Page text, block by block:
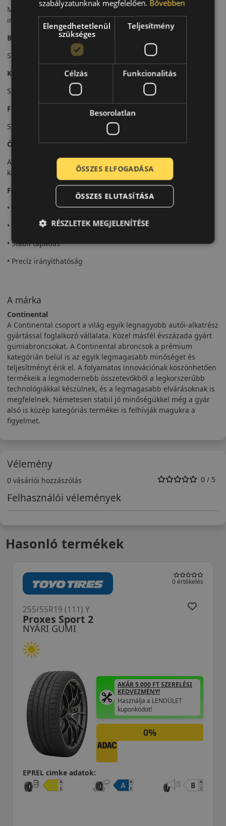
Megerősített futófelülete stabil tapadást és pontos
irányíthatóságot biztosít nagyobb tömegű járművekhez is.
Biztonsági jellemzők
Stabil fékteljesítmény és jó menetstabilitás jellemzi.
Komfort és zajszint
Sportos beállítása mellett is megfelelő komfortot nyújt.
Felhasználási ajánlás
SUV-khoz és crossoverekhez, dinamikus nyári vezetéshez.
Összegzés
A SportContact 5 SUV sportos vezetési élményt kínál SUV-
kategóriában is.
Fő előnyök röviden:
• Sportos SUV-abroncs
• Megerősített szerkezet
• Stabil tapadás
• Precíz irányíthatóság
A márka
Continental
A Continental csoport a világ egyik legnagyobb autói-alkatrész
gyártással foglalkozó vállalata. Közel másfél évszázada gyárt
gumiabroncsokat. A Continental abroncsok a prémium
kategórián belül is az egyik legmagasabb minőséget és
teljesítményt érik el. A folyamatos innovációnak köszönhetően
termékeik a legmodernebb összetevőkből a legkorszerűbb
technológiákkal készülnek, és a legmagasabb elvárásoknak is
megfelelnek. Németesen stabil jó minőségükkel még a gyár
alsó is közép kategóriás termékei is felhívják magukra a
figyelmet.
Vélemény
0 vásárlói hozzászólás 0 / 5
Felhasználói vélemények
Hasonló termékek
GUMI
Sport 2
55R19 (111) Y
AKÁR 5.000 FT SZERELÉSI
KEDVEZMÉNY!
Használja a LENDÜLET
kuponkódot!
cimke adatok:
szabályzatunknak megfelelően. Bővebben
Elengedhetetlenül
szükséges
Teljesítmény
Célzás Funkcionalitás
Besorolatlan
ÖSSZES ELFOGADÁSA
ÖSSZES ELUTASÍTÁSA
RÉSZLETEK MEGJELENÍTÉSE